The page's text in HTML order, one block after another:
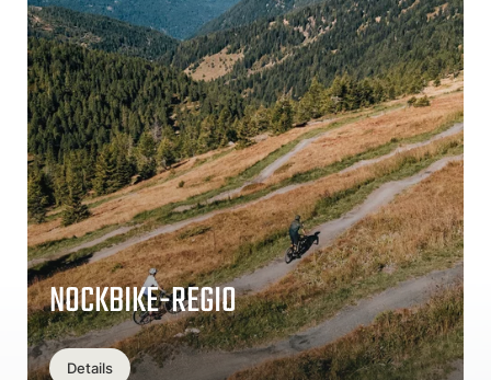
NOCKBIKE-REGIO
Details